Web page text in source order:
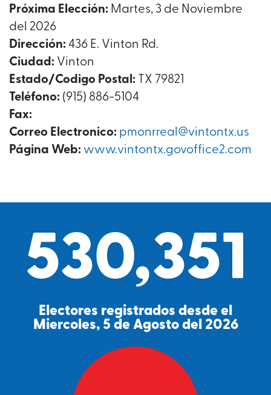
Próxima Elección: Martes, 3 de Noviembre
del 2026
Dirección: 436 E. Vinton Rd.
Ciudad: Vinton
Estado/Codigo Postal: TX 79821
Teléfono: (915) 886-5104
Fax:
Correo Electronico: pmonrreal@vintontx.us
Página Web: www.vintontx.govoffice2.com
530,351
Electores registrados desde el
Miercoles, 5 de Agosto del 2026